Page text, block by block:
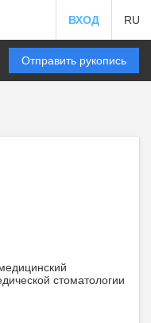
ВХОД RU
Отправить рукопись
стоматологии